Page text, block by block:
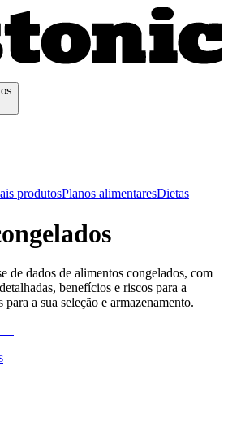
produtosPlanos alimentaresDietas
de dados de alimentos congelados, com
benefícios e riscos para a
a sua seleção e armazenamento.